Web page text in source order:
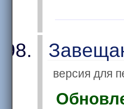
версия для